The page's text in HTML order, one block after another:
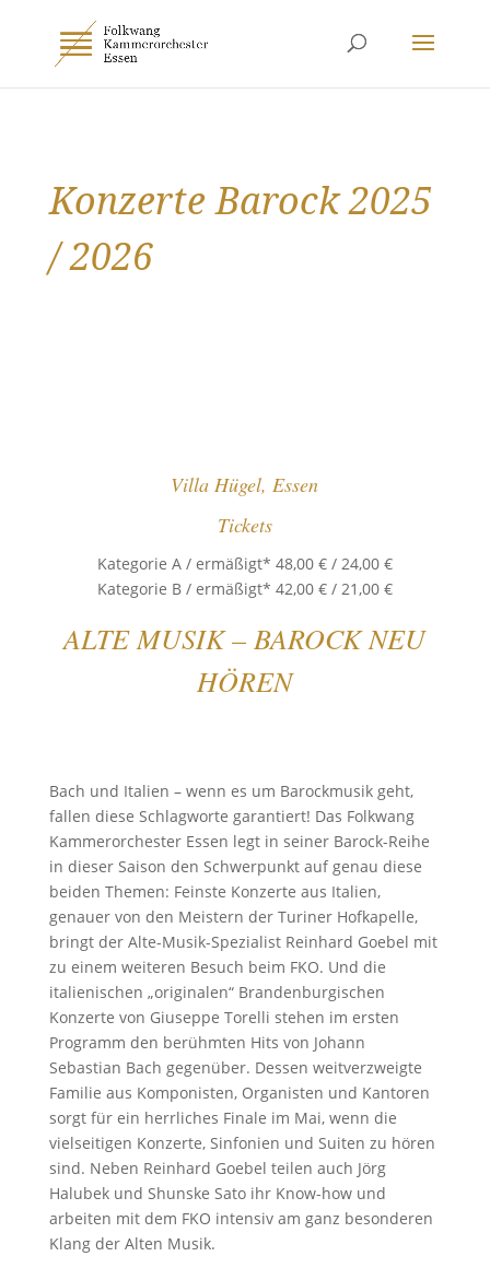
Konzerte Barock 2025
/ 2026
Villa Hügel, Essen
Tickets
Kategorie A / ermäßigt* 48,00 € / 24,00 €
Kategorie B / ermäßigt* 42,00 € / 21,00 €
ALTE MUSIK – BAROCK NEU
HÖREN
Bach und Italien – wenn es um Barockmusik geht,
fallen diese Schlagworte garantiert! Das Folkwang
Kammerorchester Essen legt in seiner Barock-Reihe
in dieser Saison den Schwerpunkt auf genau diese
beiden Themen: Feinste Konzerte aus Italien,
genauer von den Meistern der Turiner Hofkapelle,
bringt der Alte-Musik-Spezialist Reinhard Goebel mit
zu einem weiteren Besuch beim FKO. Und die
italienischen „originalen“ Brandenburgischen
Konzerte von Giuseppe Torelli stehen im ersten
Programm den berühmten Hits von Johann
Sebastian Bach gegenüber. Dessen weitverzweigte
Familie aus Komponisten, Organisten und Kantoren
sorgt für ein herrliches Finale im Mai, wenn die
vielseitigen Konzerte, Sinfonien und Suiten zu hören
sind. Neben Reinhard Goebel teilen auch Jörg
Halubek und Shunske Sato ihr Know-how und
arbeiten mit dem FKO intensiv am ganz besonderen
Klang der Alten Musik.